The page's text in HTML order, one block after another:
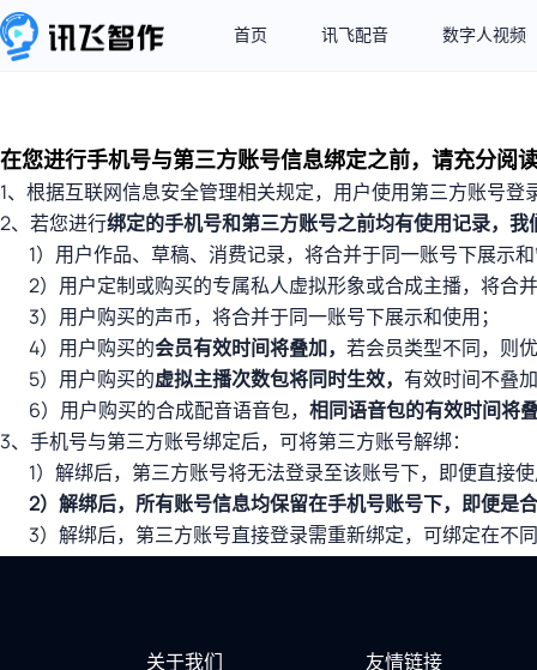
首页 讯飞配音 数字人视频
在您进行手机号与第三方账号信息绑定之前，请充分阅
1、根据互联网信息安全管理相关规定，用户使用第三方账号
2、若您进行绑定的手机号和第三方账号之前均有使用记录，
1）用户作品、草稿、消费记录，将合并于同一账号下展示
2）用户定制或购买的专属私人虚拟形象或合成主播，将合
3）用户购买的声币，将合并于同一账号下展示和使用；
4）用户购买的会员有效时间将叠加， 若会员类型不同，则
5）用户购买的虚拟主播次数包将同时生效， 有效时间不叠
6）用户购买的合成配音语音包， 相同语音包的有效时间将
3、手机号与第三方账号绑定后，可将第三方账号解绑：
1）解绑后，第三方账号将无法登录至该账号下，即便直接
2）解绑后，所有账号信息均保留在手机号账号下，即便是
3）解绑后，第三方账号直接登录需重新绑定，可绑定在不
关于我们 友情链接